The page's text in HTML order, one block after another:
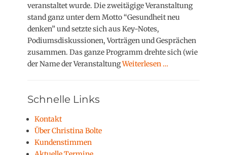
o
n
veranstaltet wurde. Die zweitägige Veranstaltung
stand ganz unter dem Motto “Gesundheit neu
denken” und setzte sich aus Key-Notes,
Podiumsdiskussionen, Vorträgen und Gesprächen
zusammen. Das ganze Programm drehte sich (wie
der Name der VeranstaltungWeiterlesen …
Schnelle Links
Kontakt
Über Christina Bolte
Kundenstimmen